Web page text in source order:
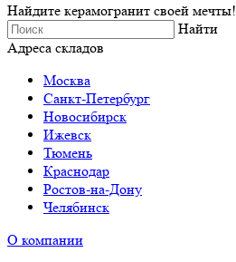
Найдите керамогранит своей мечты!
Найти
Адреса складов
Москва
Санкт-Петербург
Новосибирск
Ижевск
Тюмень
Краснодар
Ростов-на-Дону
Челябинск
О компании